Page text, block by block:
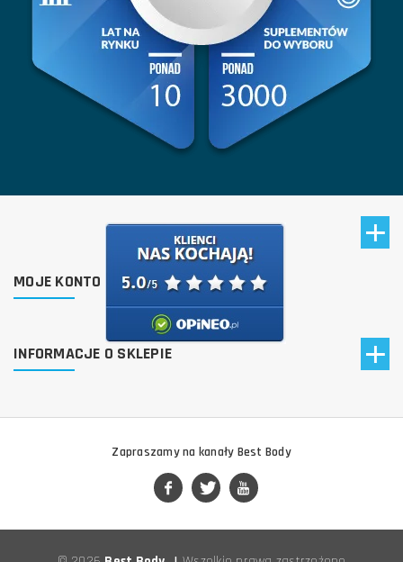
MOJE KONTO
INFORMACJE O SKLEPIE
Zapraszamy na kanały Best Body